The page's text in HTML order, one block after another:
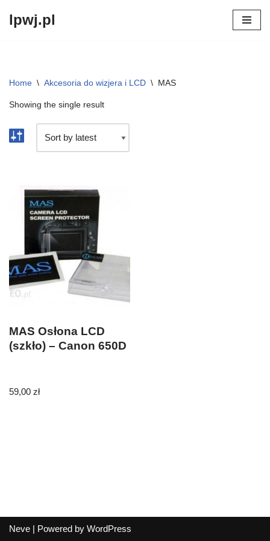
lpwj.pl
Home \ Akcesoria do wizjera i LCD \ MAS
Showing the single result
MAS Osłona LCD
(szkło) – Canon 650D
59,00 zł
Neve | Powered by WordPress